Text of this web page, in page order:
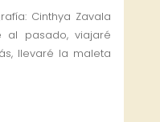
Cinthya Zavala
al pasado, viajaré
llevaré la maleta